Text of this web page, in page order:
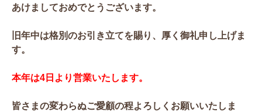
あけましておめでとうございます。
旧年中は格別のお引き立てを賜り、厚く御礼申し上げま
す。
本年は4日より営業いたします。
皆さまの変わらぬご愛顧の程よろしくお願いいたしま